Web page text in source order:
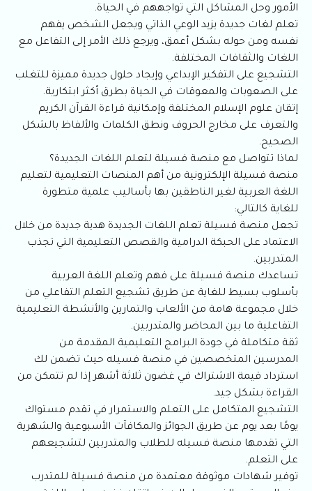
الأمور وحل المشاكل التي تواجههم في الحياة.
تعلم لغات جديدة يزيد الوعي الذاتي ويجعل الشخص يفهم
نفسه ومن حوله بشكل أعمق، ويرجع ذلك الأمر إلى التفاعل مع
اللغات والثقافات المختلفة.
التشجيع على التفكير الإبداعي وإيجاد حلول جديدة مميزة للتغلب
على الصعوبات والمعوقات في الحياة بطرق أكثر ابتكارية.
إتقان علوم الإسلام المختلفة وإمكانية قراءة القرآن الكريم
والتعرف على مخارج الحروف ونطق الكلمات والألفاظ بالشكل
الصحيح.
لماذا تتواصل مع منصة فسيلة لتعلم اللغات الجديدة؟
منصة فسيلة الإلكترونية من أهم المنصات التعليمية لتعليم
اللغة العربية لغير الناطقين بها بأساليب علمية متطورة
للغاية كالتالي:
تجعل منصة فسيلة تعلم اللغات الجديدة هدية جديدة من خلال
الاعتماد على الحبكة الدرامية والقصص التعليمية التي تجذب
المتدربين.
تساعدك منصة فسيلة على فهم وتعلم اللغة العربية
بأسلوب بسيط للغاية عن طريق تشجيع التعلم التفاعلي من
خلال مجموعة هامة من الألعاب والتمارين والأنشطة التعليمية
التفاعلية ما بين المحاضر والمتدربين.
ثقة متكاملة في جودة البرامج التعليمية المقدمة من
المدرسين المتخصصين في منصة فسيله حيث تضمن لك
استرداد قيمة الاشتراك في غضون ثلاثة أشهر إذا لم تتمكن من
القراءة بشكل جيد.
التشجيع المتكامل على التعلم والاستمرار في تقدم مستواك
يومًا بعد يوم عن طريق الجوائز والمكافآت الأسبوعية والشهرية
التي تقدمها منصة فسيله للطلاب والمتدربين لتشجيعهم
على التعلم.
توفير شهادات موثوقة معتمدة من منصة فسيلة للمتدرب